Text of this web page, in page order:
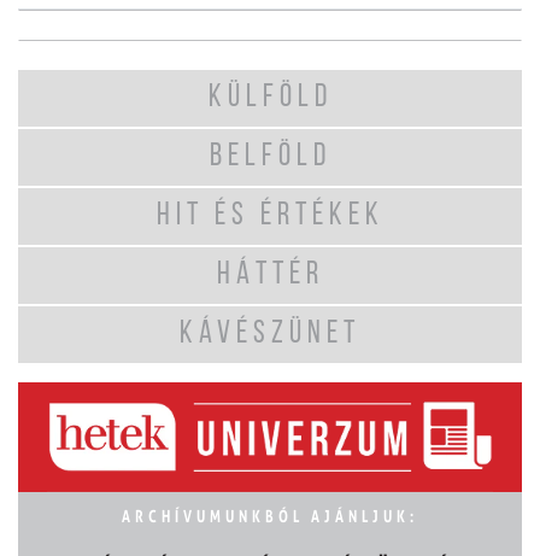
KÜLFÖLD
BELFÖLD
HIT ÉS ÉRTÉKEK
HÁTTÉR
KÁVÉSZÜNET
ARCHÍVUMUNKBÓL AJÁNLJUK: